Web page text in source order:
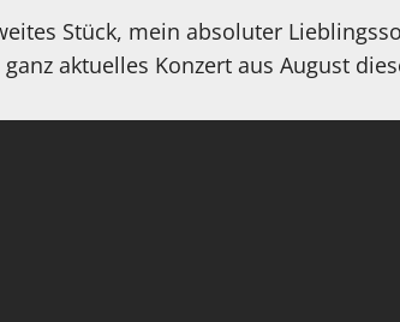
Stück, mein absoluter
aktuelles Konzert aus August